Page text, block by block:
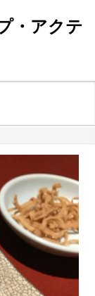
・アクテ